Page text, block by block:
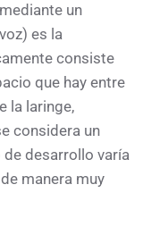
un
es la
consiste
que hay entre
la laringe,
considera un
desarrollo varía
manera muy